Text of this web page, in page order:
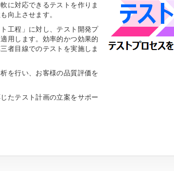
に対応できるテストを作りま
向上させます。
工程」に対し、テスト開発プ
用します。効率的かつ効果的
者目線でのテストを実施しま
を行い、お客様の品質評価を
たテスト計画の立案をサポー